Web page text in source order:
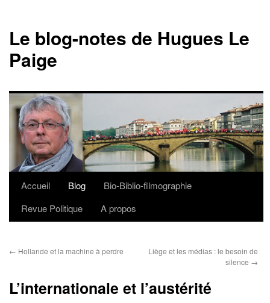
Le blog-notes de Hugues Le
Paige
Aller
Accueil Blog
Bio-Biblio-filmographie
Revue Politique
A propos
← Hollande et la machine à perdre
Liège et les médias : le besoin de
silence →
L’internationale et l’austérité